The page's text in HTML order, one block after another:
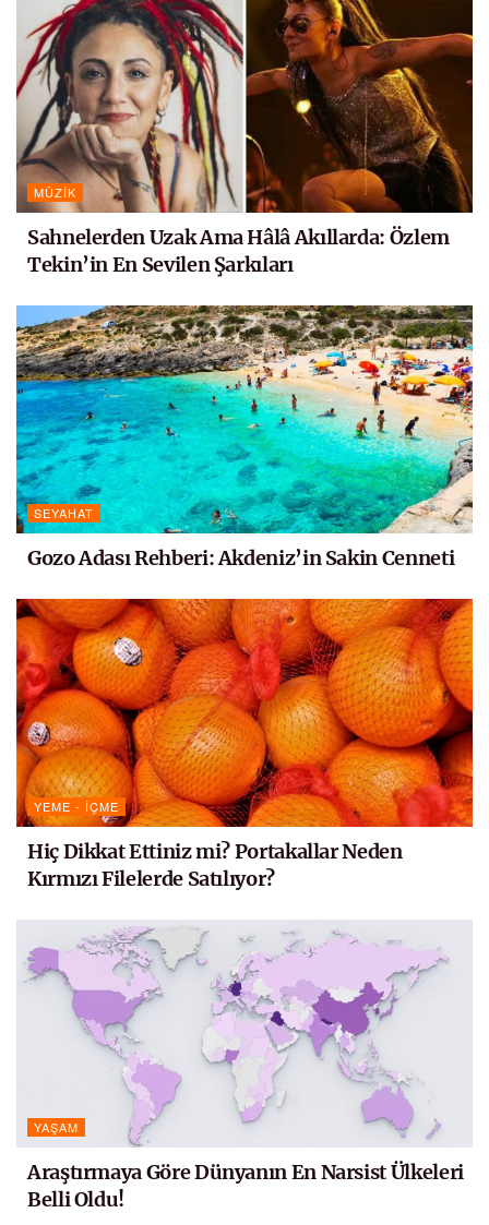
MÜZIK
Sahnelerden Uzak Ama Hâlâ Akıllarda: Özlem
Tekin’in En Sevilen Şarkıları
SEYAHAT
Gozo Adası Rehberi: Akdeniz’in Sakin Cenneti
YEME - İÇME
Hiç Dikkat Ettiniz mi? Portakallar Neden
Kırmızı Filelerde Satılıyor?
YAŞAM
Araştırmaya Göre Dünyanın En Narsist Ülkeleri
Belli Oldu!